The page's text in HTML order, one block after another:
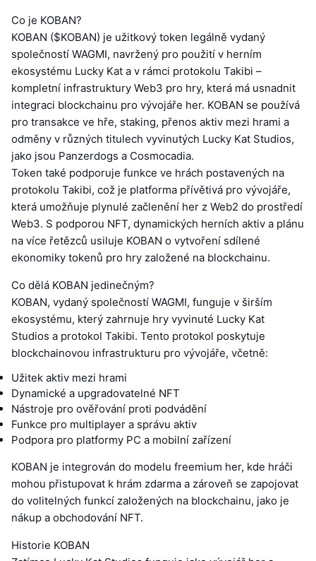
Co je KOBAN?
KOBAN ($KOBAN) je užitkový token legálně vydaný
společností WAGMI, navržený pro použití v herním
ekosystému Lucky Kat a v rámci protokolu Takibi –
kompletní infrastruktury Web3 pro hry, která má usnadnit
integraci blockchainu pro vývojáře her. KOBAN se používá
pro transakce ve hře, staking, přenos aktiv mezi hrami a
odměny v různých titulech vyvinutých Lucky Kat Studios,
jako jsou Panzerdogs a Cosmocadia.
Token také podporuje funkce ve hrách postavených na
protokolu Takibi, což je platforma přívětivá pro vývojáře,
která umožňuje plynulé začlenění her z Web2 do prostředí
Web3. S podporou NFT, dynamických herních aktiv a plánu
na více řetězců usiluje KOBAN o vytvoření sdílené
ekonomiky tokenů pro hry založené na blockchainu.
Co dělá KOBAN jedinečným?
KOBAN, vydaný společností WAGMI, funguje v širším
ekosystému, který zahrnuje hry vyvinuté Lucky Kat
Studios a protokol Takibi. Tento protokol poskytuje
blockchainovou infrastrukturu pro vývojáře, včetně:
Užitek aktiv mezi hrami
Dynamické a upgradovatelné NFT
Nástroje pro ověřování proti podvádění
Funkce pro multiplayer a správu aktiv
Podpora pro platformy PC a mobilní zařízení
KOBAN je integrován do modelu freemium her, kde hráči
mohou přistupovat k hrám zdarma a zároveň se zapojovat
do volitelných funkcí založených na blockchainu, jako je
nákup a obchodování NFT.
Historie KOBAN